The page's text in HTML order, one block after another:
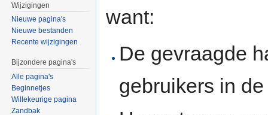
want:
De gevraagde
gebruikers in
Wijzigingen
Nieuwe pagina's
Nieuwe bestanden
Recente wijzigingen
Bijzondere pagina's
Alle pagina's
Beginnetjes
Willekeurige pagina
Zandbak